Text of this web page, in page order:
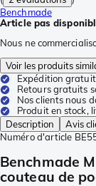
Benchmade
Article pas
Nous ne
Voir les produits
Expédition
Retours gratuits
Nos clients nous
Produit en stock,
Description
Avis
Numéro d'article
Benchmade
couteau de